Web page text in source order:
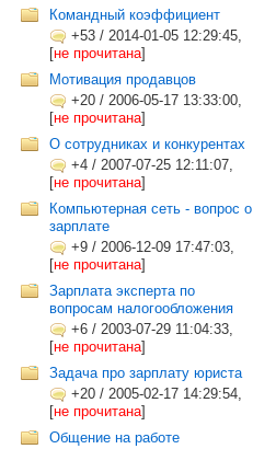
Командный коэффициент
+53 / 2014-01-05 12:29:45,
[не прочитана]
Мотивация продавцов
+20 / 2006-05-17 13:33:00,
[не прочитана]
О сотрудниках и конкурентах
+4 / 2007-07-25 12:11:07,
[не прочитана]
Компьютерная сеть - вопрос о
зарплате
+9 / 2006-12-09 17:47:03,
[не прочитана]
Зарплата эксперта по
вопросам налогообложения
+6 / 2003-07-29 11:04:33,
[не прочитана]
Задача про зарплату юриста
+20 / 2005-02-17 14:29:54,
[не прочитана]
Общение на работе